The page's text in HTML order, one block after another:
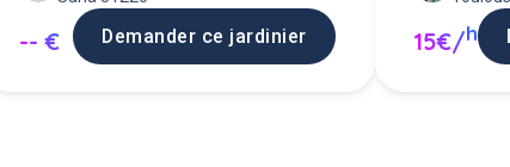
-- € Demander ce jardinier 15€/h